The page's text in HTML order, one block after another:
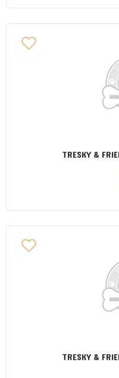
TRESKY &
TRESKY &